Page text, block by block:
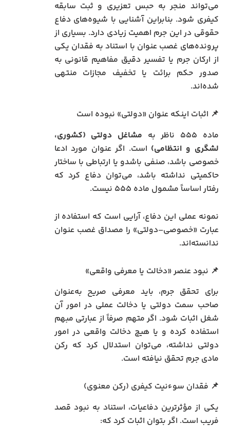
می‌تواند منجر به حبس تعزیری و ثبت سابقه
کیفری شود. بنابراین آشنایی با شیوه‌های دفاع
حقوقی در این جرم اهمیت زیادی دارد. بسیاری از
پرونده‌های غصب عنوان با استناد به فقدان یکی
از ارکان جرم یا تفسیر دقیق مفاهیم قانونی به
صدور حکم برائت یا تخفیف مجازات منتهی
شده‌اند.
📌 اثبات اینکه عنوان «دولتی» نبوده است
ماده ۵۵۵ ناظر به
مشاغل دولتی (کشوری،
لشگری و انتظامی) است. اگر عنوان مورد ادعا
خصوصی باشد، صنفی باشدو یا ارتباطی با ساختار
حاکمیتی نداشته باشد، می‌توان دفاع کرد که
رفتار اساساً مشمول ماده ۵۵۵ نیست.
نمونه عملی این دفاع، آرایی است که استفاده از
عبارت «خصوصی–دولتی» را مصداق غصب عنوان
ندانسته‌اند.
📌 نبود عنصر «دخالت یا معرفی واقعی»
برای تحقق جرم، باید معرفی صریح به‌عنوان
صاحب سمت دولتی یا دخالت عملی در امور آن
شغل اثبات شود. اگر متهم صرفاً از عبارتی مبهم
استفاده کرده و یا هیچ دخالت واقعی در امور
دولتی نداشته، می‌توان استدلال کرد که رکن
مادی جرم تحقق نیافته است.
📌 فقدان سوءنیت کیفری (رکن معنوی)
یکی از مؤثرترین دفاعیات، استناد به نبود قصد
فریب است. اگر بتوان اثبات کرد که: